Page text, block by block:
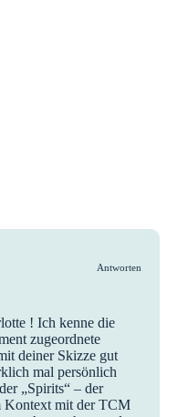
Antworten
! Ich kenne die
zugeordnete
deiner Skizze gut
mal persönlich
„Spirits“ – der
Kontext mit der TCM